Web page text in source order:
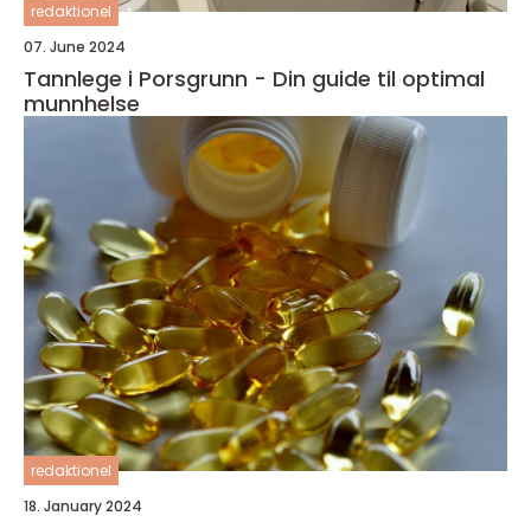
redaktionel
07. June 2024
Tannlege i Porsgrunn - Din guide til optimal
munnhelse
redaktionel
18. January 2024